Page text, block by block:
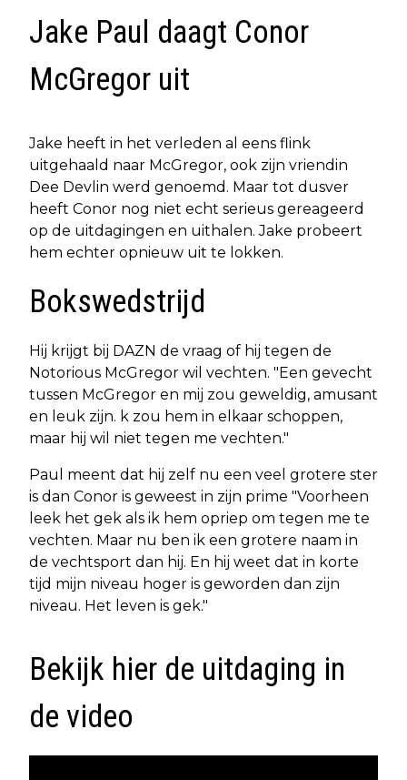
Jake Paul daagt Conor
McGregor uit
Jake heeft in het verleden al eens flink
uitgehaald naar McGregor, ook zijn vriendin
Dee Devlin werd genoemd. Maar tot dusver
heeft Conor nog niet echt serieus gereageerd
op de uitdagingen en uithalen. Jake probeert
hem echter opnieuw uit te lokken.
Bokswedstrijd
Hij krijgt bij DAZN de vraag of hij tegen de
Notorious McGregor wil vechten. "Een gevecht
tussen McGregor en mij zou geweldig, amusant
en leuk zijn. k zou hem in elkaar schoppen,
maar hij wil niet tegen me vechten."
Paul meent dat hij zelf nu een veel grotere ster
is dan Conor is geweest in zijn prime "Voorheen
leek het gek als ik hem opriep om tegen me te
vechten. Maar nu ben ik een grotere naam in
de vechtsport dan hij. En hij weet dat in korte
tijd mijn niveau hoger is geworden dan zijn
niveau. Het leven is gek."
Bekijk hier de uitdaging in
de video